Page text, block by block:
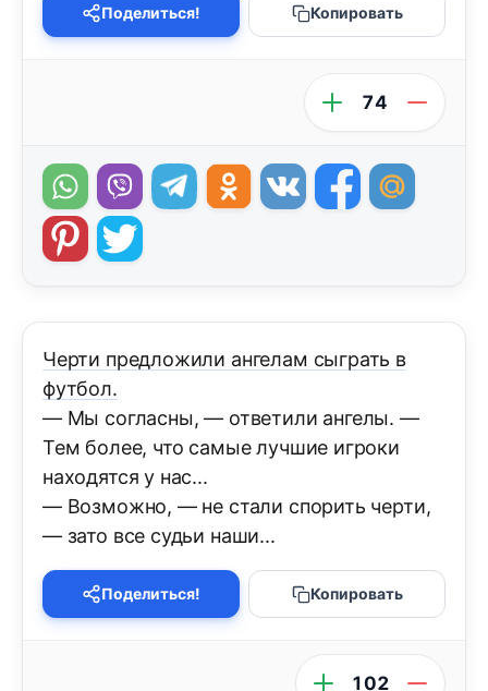
Поделиться! Копировать
74
Черти предложили ангелам сыграть в
футбол.
— Мы согласны, — ответили ангелы. —
Тем более, что самые лучшие игроки
находятся у нас...
— Возможно, — не стали спорить черти,
— зато все судьи наши...
Поделиться! Копировать
102